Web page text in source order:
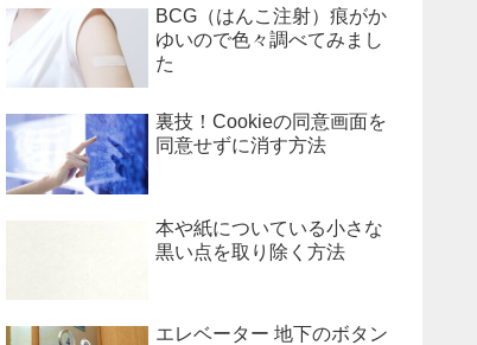
BCG（はんこ注射）痕がか
ゆいので色々調べてみまし
た
裏技！Cookieの同意画面を
同意せずに消す方法
本や紙についている小さな
黒い点を取り除く方法
エレベーター 地下のボタン